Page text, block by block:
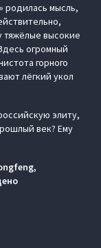
родилась мысль,
тяжёлые высокие
огромный
горного
лёгкий укол
элиту,
век? Ему